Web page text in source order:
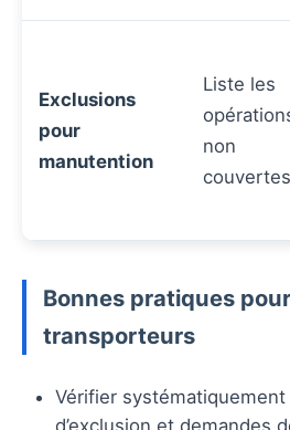
Exclusions
pour
manutention
Liste les
non
couvertes
Bonnes pratiques
transporteurs
Vérifier systématiquement
d’exclusion et demandes